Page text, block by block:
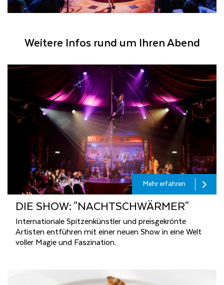
Weitere Infos rund um Ihren Abend
Mehr erfahren
DIE SHOW: "NACHT­SCHWÄR­MER"
Internationale Spitzenkünstler und preisgekrönte
Artisten entführen mit einer neuen Show in eine Welt
voller Magie und Faszination.